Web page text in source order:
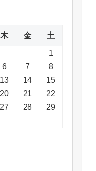
木 金 土
1
6 7
8
13 14
15
20 21
22
27 28
29